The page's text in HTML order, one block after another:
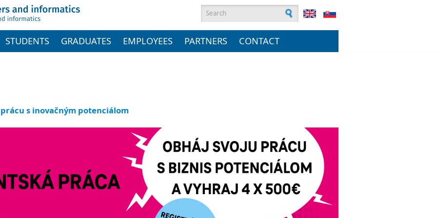
Search form
STUDENTS GRADUATES EMPLOYEES PARTNERS CONTACT
s inovačným potenciálom